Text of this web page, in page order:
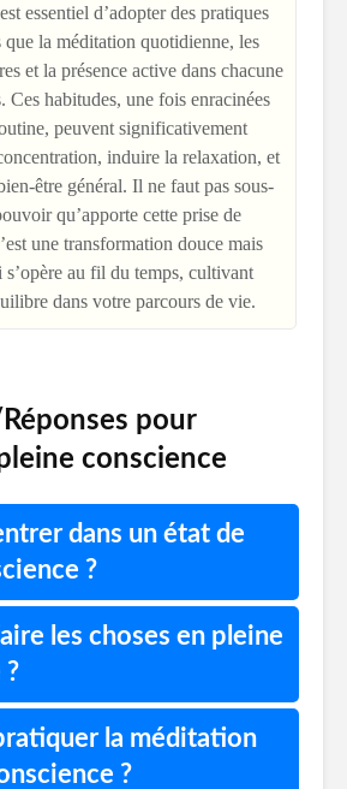
essentiel d’adopter des pratiques
que la méditation quotidienne, les
et la présence active dans chacune
Ces habitudes, une fois enracinées
peuvent significativement
induire la relaxation, et
être général. Il ne faut pas sous-
qu’apporte cette prise de
une transformation douce mais
s’opère au fil du temps, cultivant
dans votre parcours de vie.
pour
conscience
dans un état de
?
les choses en pleine
?
la méditation
?